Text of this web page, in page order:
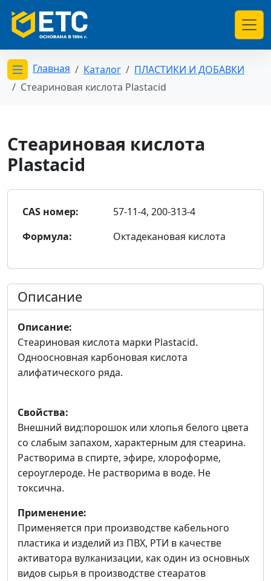
Открыть меню категорий
Главная Каталог
ПЛАСТИКИ И ДОБАВКИ
Стеариновая кислота Plastacid
Стеариновая кислота
Plastacid
CAS номер:
57-11-4, 200-313-4
Формула:
Октадекановая кислота
Описание
Описание:
Стеариновая кислота марки Plastacid.
Одноосновная карбоновая кислота
алифатического ряда.
Свойства:
Внешний вид:порошок или хлопья белого цвета
со слабым запахом, характерным для стеарина.
Растворима в спирте, эфире, хлороформе,
сероуглероде. Не растворима в воде. Не
токсична.
Применение:
Применяется при производстве кабельного
пластика и изделий из ПВХ, РТИ в качестве
активатора вулканизации, как один из основных
видов сырья в производстве стеаратов